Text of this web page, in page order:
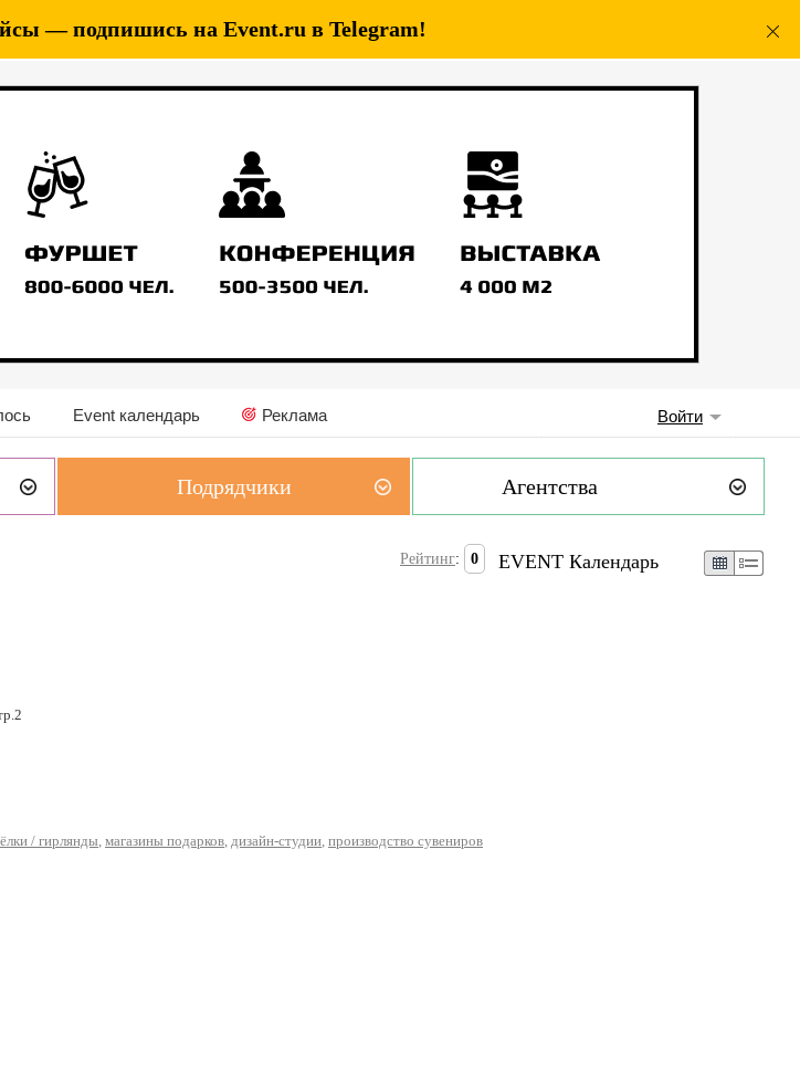
— подпишись на Event.ru в Telegram!
Event календарь Реклама Войти
Подрядчики Агентства
Рейтинг: 0
/ гирлянды, магазины подарков, дизайн-студии, производство сувениров
EVENT Календарь